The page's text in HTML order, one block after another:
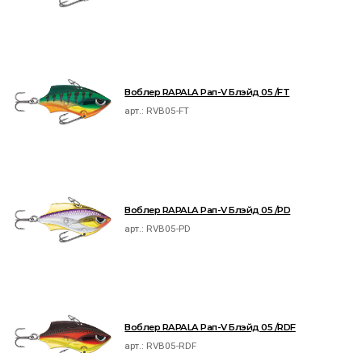
Воблер RAPALA Рап-V Блэйд 05 /FT
арт.: RVB05-FT
Воблер RAPALA Рап-V Блэйд 05 /PD
арт.: RVB05-PD
Воблер RAPALA Рап-V Блэйд 05 /RDF
арт.: RVB05-RDF